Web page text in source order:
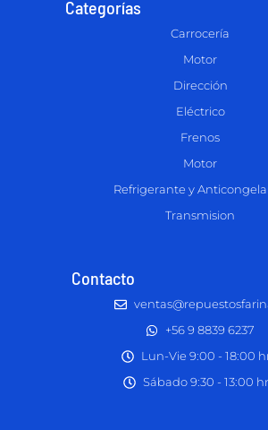
Categorías
Carrocería
Motor
Dirección
Eléctrico
Frenos
Motor
Refrigerante y
Transmision
Contacto
+56 9 8839 6237
Lun-Vie 9:00 - 18:00
Sábado 9:30 - 13:00